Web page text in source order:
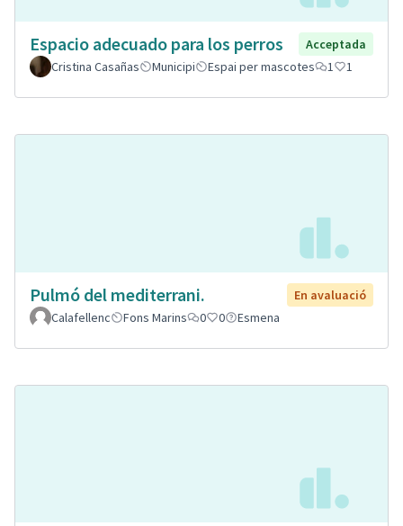
Espacio adecuado para los perros
Acceptada
Cristina Casañas
Municipi Espai per mascotes 1 1
Pulmó del mediterrani.
En avaluació
Calafellenc
Fons Marins 0 0 Esmena